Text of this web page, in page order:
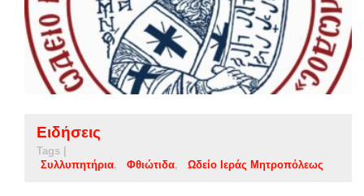
Ειδήσεις
Tags |
Συλλυπητήρια
Φθιώτιδα Ωδείο Ιεράς Μητροπόλεως